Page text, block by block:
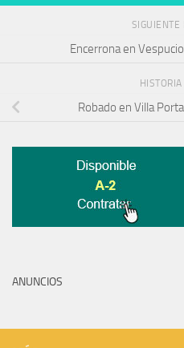
SIGUIENTE
Encerrona en
Robado en Villa
ANUNCIOS